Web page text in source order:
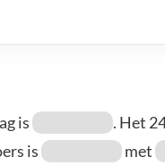
is
. Het
is met